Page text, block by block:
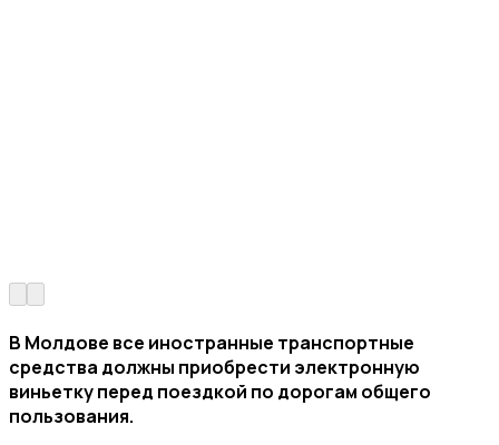
В Молдове все иностранные транспортные
средства должны приобрести электронную
виньетку перед поездкой по дорогам общего
пользования.